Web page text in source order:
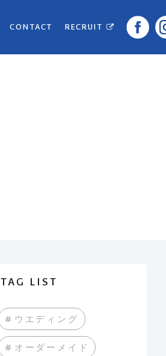
CONTACT RECRUIT
TAG LIST
#ウエディング
#オーダーメイド